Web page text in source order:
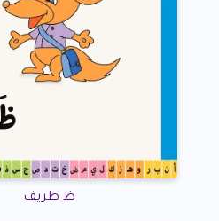
ظ طريف